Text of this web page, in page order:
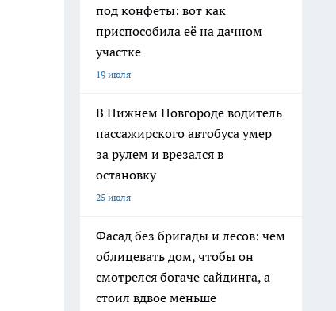
под конфеты: вот как
приспособила её на дачном
участке
19 июля
В Нижнем Новгороде водитель
пассажирского автобуса умер
за рулем и врезался в
остановку
25 июля
Фасад без бригады и лесов: чем
облицевать дом, чтобы он
смотрелся богаче сайдинга, а
стоил вдвое меньше